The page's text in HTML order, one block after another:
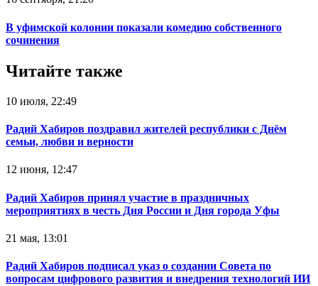
В уфимской колонии показали комедию собственного
сочинения
Читайте также
10 июля, 22:49
Радий Хабиров поздравил жителей республики с Днём
семьи, любви и верности
12 июня, 12:47
Радий Хабиров принял участие в праздничных
мероприятиях в честь Дня России и Дня города Уфы
21 мая, 13:01
Радий Хабиров подписал указ о создании Совета по
вопросам цифрового развития и внедрения технологий ИИ